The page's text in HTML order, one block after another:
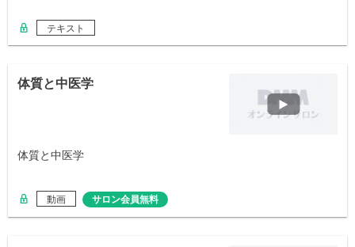
テキスト
体質と中医学
体質と中医学
動画 サロン会員無料